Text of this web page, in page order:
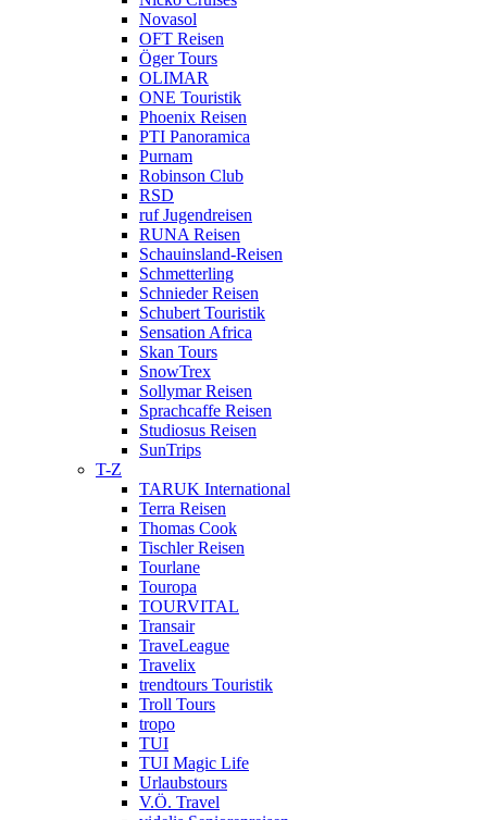
Novasol
OFT Reisen
Öger Tours
OLIMAR
ONE Touristik
Phoenix Reisen
PTI Panoramica
Purnam
Robinson Club
RSD
ruf Jugendreisen
RUNA Reisen
Schauinsland-Reisen
Schmetterling
Schnieder Reisen
Schubert Touristik
Sensation Africa
Skan Tours
SnowTrex
Sollymar Reisen
Sprachcaffe Reisen
Studiosus Reisen
SunTrips
T-Z
TARUK International
Terra Reisen
Thomas Cook
Tischler Reisen
Tourlane
Touropa
TOURVITAL
Transair
TraveLeague
Travelix
trendtours Touristik
Troll Tours
tropo
TUI
TUI Magic Life
Urlaubstours
V.Ö. Travel